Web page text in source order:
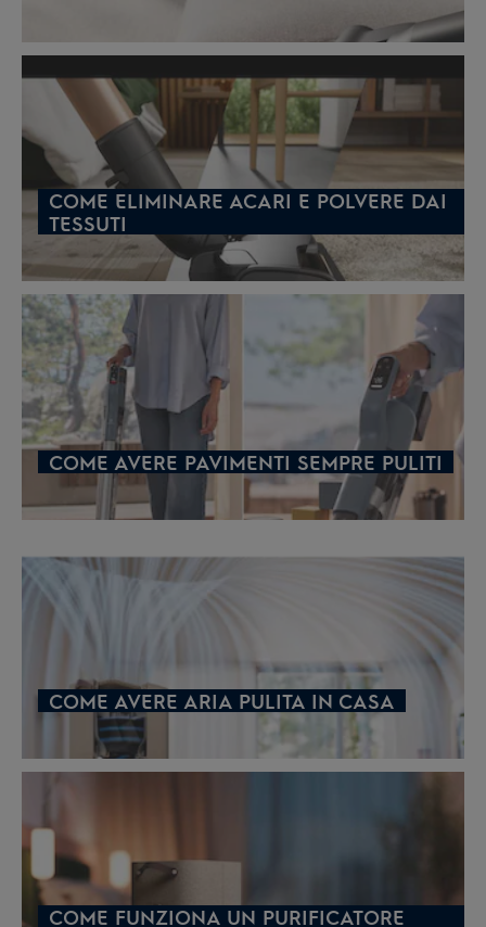
COME ELIMINARE ACARI E POLVERE DAI
TESSUTI
COME AVERE PAVIMENTI SEMPRE PULITI
COME AVERE ARIA PULITA IN CASA
COME FUNZIONA UN PURIFICATORE